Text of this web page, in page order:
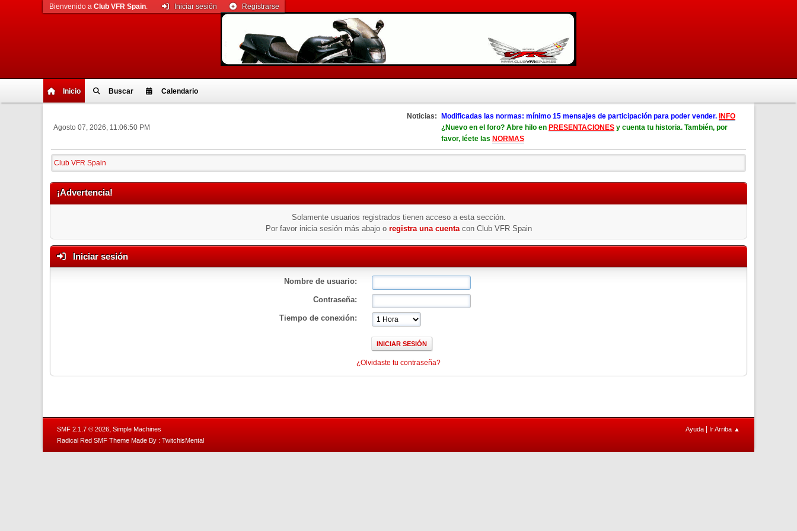
Inicio Buscar Calendario
Bienvenido a Club VFR Spain. Iniciar sesión Registrarse
Agosto 07, 2026, 11:06:50 PM
Noticias: Modificadas las normas: mínimo 15 mensajes de participación para poder vender. INFO
¿Nuevo en el foro? Abre hilo en PRESENTACIONES y cuenta tu historia. También, por
favor, léete las NORMAS
Club VFR Spain
¡Advertencia!
Solamente usuarios registrados tienen acceso a esta sección.
Por favor inicia sesión más abajo o registra una cuentacon Club VFR Spain
Iniciar sesión
Nombre de usuario:
Contraseña:
Tiempo de conexión:
¿Olvidaste tu contraseña?
Ayuda Ir Arriba ▲
SMF 2.1.7 © 2026, Simple Machines
Radical Red SMF Theme Made By : TwitchisMental